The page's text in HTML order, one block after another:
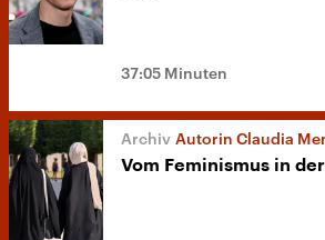
37:05 Minuten
Autorin Claudia
Vom Feminismus in